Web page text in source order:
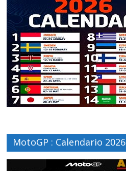
MotoGP : Calendario 2026